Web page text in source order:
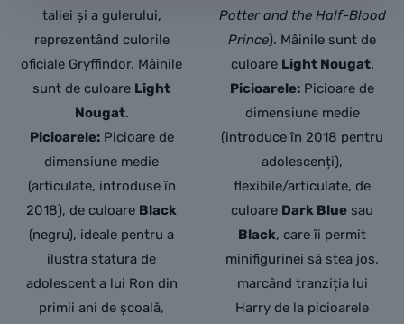
taliei și a gulerului,
reprezentând culorile
oficiale Gryffindor. Mâinile
sunt de culoare Light
Nougat.
Picioarele:Picioare de
dimensiune medie
(articulate, introduse în
2018), de culoare Black
(negru), ideale pentru a
ilustra statura de
adolescent a lui Ron din
primii ani de școală,
Potter and the Half-Blood
Prince). Mâinile sunt de
culoare Light Nougat.
Picioarele: Picioare de
dimensiune medie
(introduce în 2018 pentru
adolescenți),
flexibile/articulate, de
culoare Dark Blue sau
Black, care îi permit
minifigurinei să stea jos,
marcând tranziția lui
Harry de la picioarele